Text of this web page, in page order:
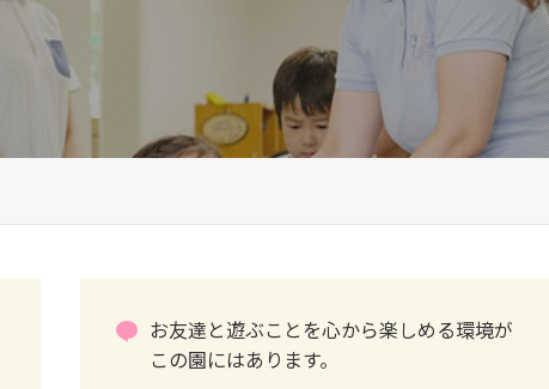
お友達と遊ぶことを心から楽しめる環境が
この園にはあります。